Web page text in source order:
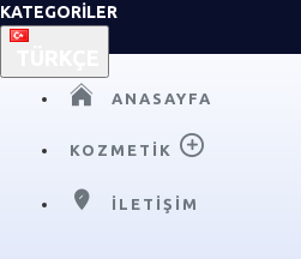
KATEGORILER
ANASAYFA
KOZMETIK
İLETIŞIM